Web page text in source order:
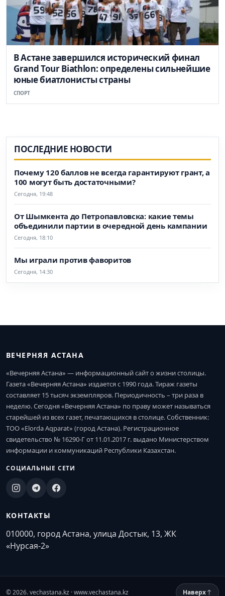
В Астане завершился исторический финал
Grand Tour Biathlon: определены сильнейшие
юные биатлонисты страны
СПОРТ
ПОСЛЕДНИЕ НОВОСТИ
Почему 120 баллов не всегда гарантируют грант, а
100 могут быть достаточными?
Сегодня, 19:48
От Шымкента до Петропавловска: какие темы
объединили партии в очередной день кампании
Сегодня, 18:10
Мы играли против фаворитов
Сегодня, 14:30
ВЕЧЕРНЯЯ АСТАНА
«Вечерняя Астана» — информационный сайт о жизни столицы.
Газета «Вечерняя Астана» издается с 1990 года. Тираж газеты
составляет 15 тысяч экземпляров. Периодичность – три раза в
неделю. Сегодня «Вечерняя Астана» по праву может называться
старейшей из всех газет, печатающихся в столице. Собственник:
ТОО «Elorda Aqparat» (город Астана). Регистрационное
свидетельство № 16290-Г от 11.01.2017 г. выдано Министерством
информации и коммуникаций Республики Казахстан.
СОЦИАЛЬНЫЕ СЕТИ
КОНТАКТЫ
010000, город Астана, улица Достык, 13, ЖК
«Нурсая-2»
© 2026. vechastana.kz · www.vechastana.kz Наверх